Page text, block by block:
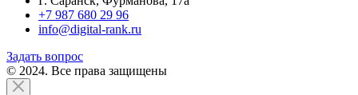
+7 987 680 29 96
info@digital-rank.ru
Задать вопрос
© 2024. Все права защищены